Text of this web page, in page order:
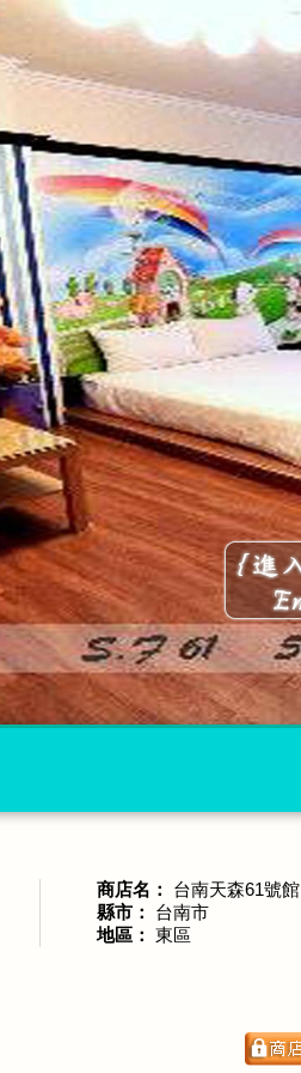
商店名：
台南天森61號館
縣市：
台南市
地區： 東區